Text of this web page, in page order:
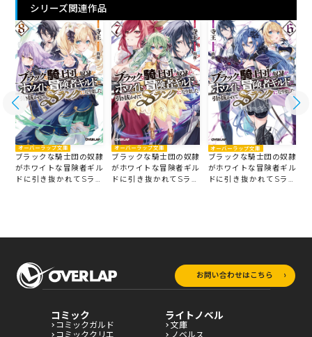
シリーズ関連作品
オーバーラップ文庫
ブラックな騎士団の奴隷
がホワイトな冒険者ギル
ドに引き抜かれてSラン
オーバーラップ文庫
ブラックな騎士団の奴隷
がホワイトな冒険者ギル
ドに引き抜かれてSラン
オーバーラップ文庫
ブラックな騎士団の奴隷
がホワイトな冒険者ギル
ドに引き抜かれてSラン
お問い合わせはこちら
コミック
コミックガルド
コミッククリエ
ライトノベル
文庫
ノベルス